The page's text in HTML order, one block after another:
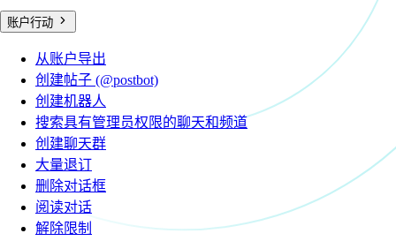
账户行动
从账户导出
创建帖子 (@postbot)
创建机器人
搜索具有管理员权限的聊天和频道
创建聊天群
大量退订
删除对话框
阅读对话
解除限制